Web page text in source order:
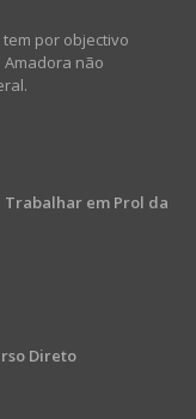
por objectivo
não
Trabalhar em Prol da
Direto